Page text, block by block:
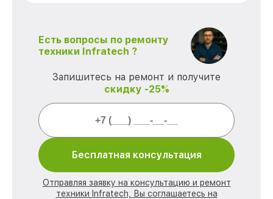
Есть вопросы по ремонту
техники Infratech ?
Запишитесь на ремонт и получите
скидку -25%
Бесплатная консультация
Отправляя заявку на консультацию и ремонт
техники Infratech, Вы соглашаетесь на